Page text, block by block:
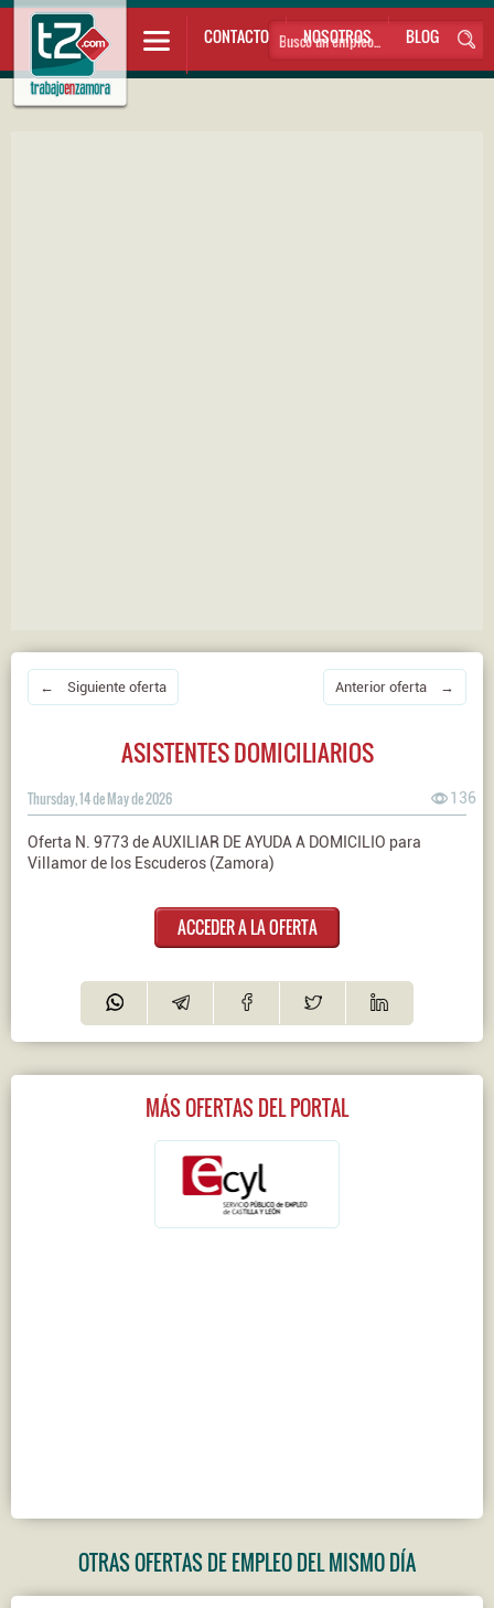
CONTACTO NOSOTROS BLOG
← Siguiente oferta Anterior oferta →
ASISTENTES DOMICILIARIOS
Thursday, 14 de May de 2026 136
Oferta N. 9773 de AUXILIAR DE AYUDA A DOMICILIO para
Villamor de los Escuderos (Zamora)
ACCEDER A LA OFERTA
MÁS OFERTAS DEL PORTAL
OTRAS OFERTAS DE EMPLEO DEL MISMO DÍA